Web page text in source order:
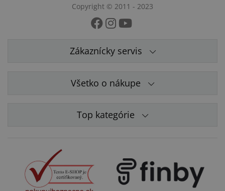
Copyright © 2011 - 2023
Zákaznícky servis
Všetko o nákupe
Top kategórie